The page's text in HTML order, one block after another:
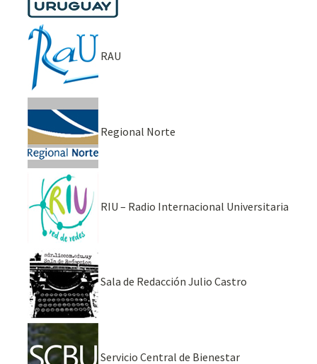
RAU
Regional Norte
RIU – Radio Internacional Universitaria
Sala de Redacción Julio Castro
Servicio Central de Bienestar